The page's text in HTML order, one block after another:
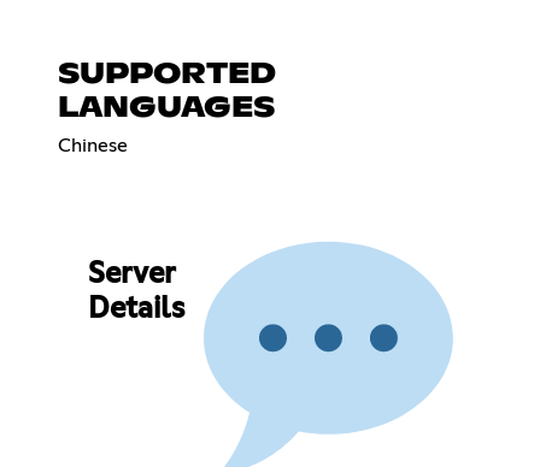
SUPPORTED
LANGUAGES
Chinese
Server
Details